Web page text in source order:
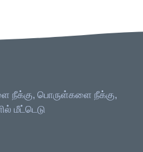
நீக்கு, பொருள்களை நீக்கு,
மீட்டெடு